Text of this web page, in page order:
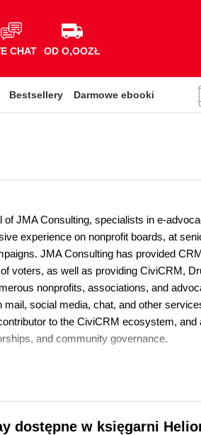
CHAT OD O,OOZŁ
Bestsellery Darmowe ebooki
JMA Consulting, specialists in e-
experience on nonprofit boards, at
JMA Consulting has provided
voters, as well as providing CiviCRM,
nonprofits, associations, and
social media, chat, and other
to the CiviCRM ecosystem,
and community governance.
dostępne w księgarni